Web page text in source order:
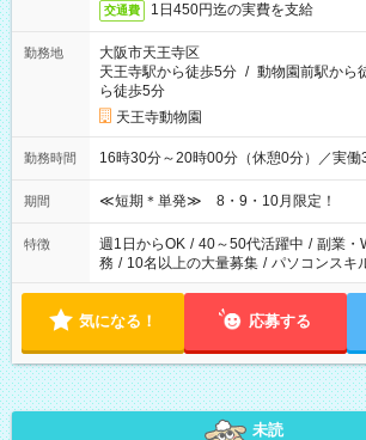
交通費 1日450円迄の実費を支給
勤務地
大阪市天王寺区
天王寺駅から徒歩5分 / 動物園前駅から
ら徒歩5分
天王寺動物園
勤務時間 16時30分～20時00分（休憩0分）／実働
期間 ≪短期＊単発≫ 8・9・10月限定！
特徴 週1日からOK / 40～50代活躍中 / 副業・
務 / 10名以上の大量募集 / パソコンスキ
気になる！ 応募する
未読